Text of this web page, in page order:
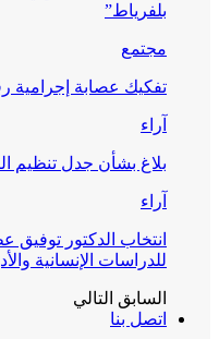
بلفرياط”
مجتمع
تفكيك عصابة إجرامية
آراء
بلاغ بشأن جدل تنظيم
آراء
انتخاب الدكتور توفيق
للدراسات الإنسانية
السابق التالي
اتصل بنا